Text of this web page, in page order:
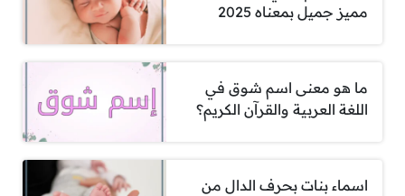
مميز جميل بمعناه 2025
ما هو معنى اسم شوق في
اللغة العربية والقرآن الكريم؟
اسماء بنات بحرف الدال من